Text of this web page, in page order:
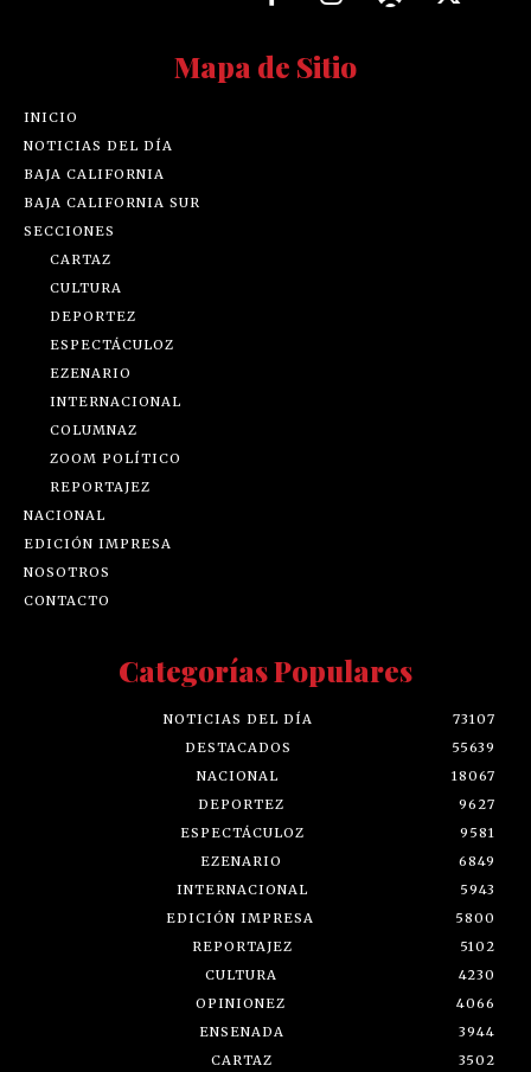
Mapa de Sitio
INICIO
NOTICIAS DEL DÍA
BAJA CALIFORNIA
BAJA CALIFORNIA SUR
SECCIONES
CARTAZ
CULTURA
DEPORTEZ
ESPECTÁCULOZ
EZENARIO
INTERNACIONAL
COLUMNAZ
ZOOM POLÍTICO
REPORTAJEZ
NACIONAL
EDICIÓN IMPRESA
NOSOTROS
CONTACTO
Categorías Populares
NOTICIAS DEL DÍA
73107
DESTACADOS
55639
NACIONAL
18067
DEPORTEZ
9627
ESPECTÁCULOZ
9581
EZENARIO
6849
INTERNACIONAL
5943
EDICIÓN IMPRESA
5800
REPORTAJEZ
5102
CULTURA
4230
OPINIONEZ
4066
ENSENADA
3944
CARTAZ
3502